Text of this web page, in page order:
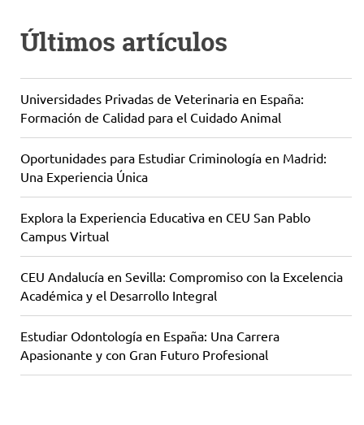
Últimos artículos
Universidades Privadas de Veterinaria en España:
Formación de Calidad para el Cuidado Animal
Oportunidades para Estudiar Criminología en Madrid:
Una Experiencia Única
Explora la Experiencia Educativa en CEU San Pablo
Campus Virtual
CEU Andalucía en Sevilla: Compromiso con la Excelencia
Académica y el Desarrollo Integral
Estudiar Odontología en España: Una Carrera
Apasionante y con Gran Futuro Profesional